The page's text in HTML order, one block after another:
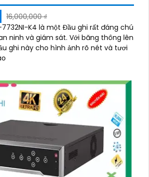
16,000,000 ₫
7732NI-K4 là một Đầu ghi rất đáng chú
giám sát. Với băng thông lên
ghi này cho hình ảnh rõ nét và tươi